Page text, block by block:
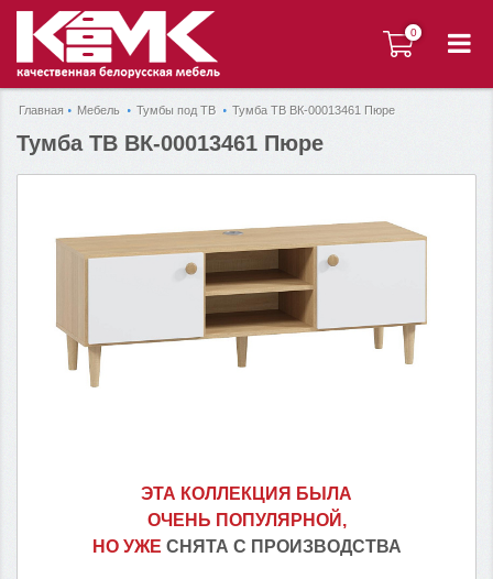
0
0
Главная Мебель Тумбы под ТВ Тумба ТВ ВК-00013461 Пюре
Тумба ТВ ВК-00013461 Пюре
ЭТА КОЛЛЕКЦИЯ БЫЛА
ОЧЕНЬ ПОПУЛЯРНОЙ,
НО УЖЕ СНЯТА С ПРОИЗВОДСТВА